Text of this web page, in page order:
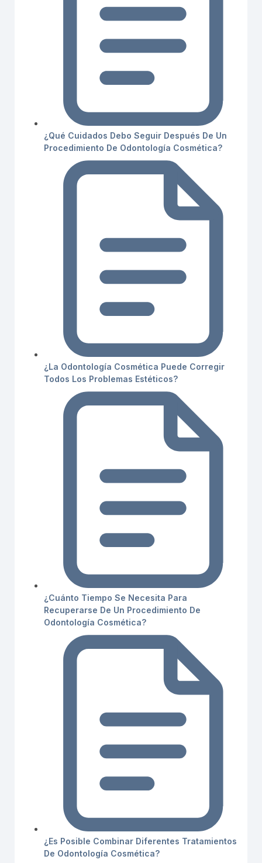
¿Qué Cuidados Debo Seguir Después De Un
Procedimiento De Odontología Cosmética?
¿La Odontología Cosmética Puede Corregir
Todos Los Problemas Estéticos?
¿Cuánto Tiempo Se Necesita Para
Recuperarse De Un Procedimiento De
Odontología Cosmética?
¿Es Posible Combinar Diferentes Tratamientos
De Odontología Cosmética?